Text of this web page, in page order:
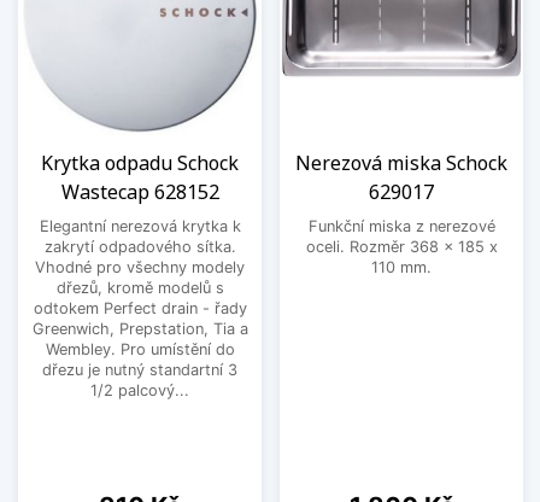
Krytka odpadu Schock
Wastecap 628152
Elegantní nerezová krytka k
zakrytí odpadového sítka.
Vhodné pro všechny modely
dřezů, kromě modelů s
odtokem Perfect drain - řady
Greenwich, Prepstation, Tia a
Wembley. Pro umístění do
dřezu je nutný standartní 3
1/2 palcový...
Nerezová miska Schock
629017
Funkční miska z nerezové
oceli. Rozměr 368 x 185 x
110 mm.